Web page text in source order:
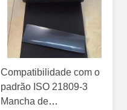
Compatibilidade com o
padrão ISO 21809-3
Mancha de